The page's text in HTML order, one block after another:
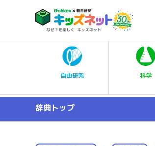
自由研究 科学
辞典トップ